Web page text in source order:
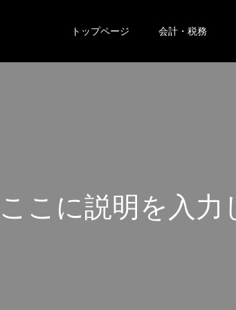
トップページ 会計・税務
ここに説明を入力し